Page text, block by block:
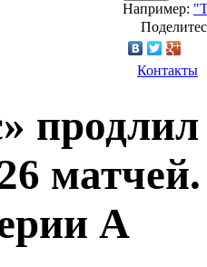
Например:
Контакты
А